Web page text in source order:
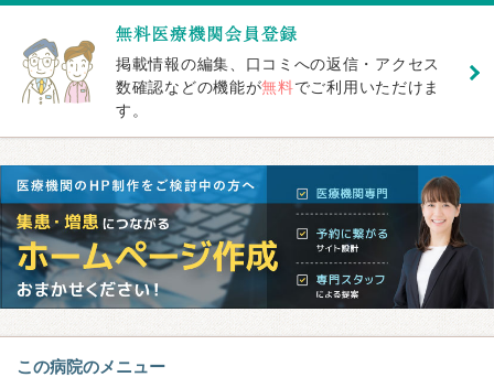
掲載情報の編集、口コミへの返信・アクセス
数確認などの機能が無料でご利用いただけま
す。
この病院のメニュー